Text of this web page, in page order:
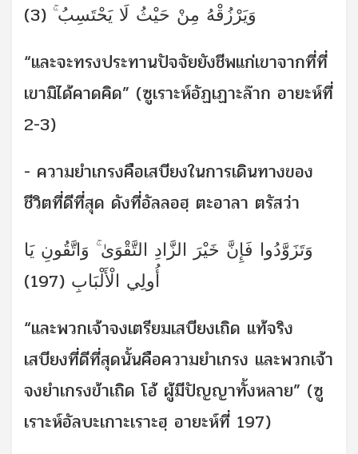
وَيَرْزُقْهُ مِنْ حَيْثُ لَا يَحْتَسِبُ ۚ (3)
“และจะทรงประทานปัจจัยยังชีพแก่เขาจากที่ที่
เขามิได้คาดคิด” (ซูเราะห์อัฏเฏาะล๊าก อายะห์ที่
2-3)
- ความยำเกรงคือเสบียงในการเดินทางของ
ชีวิตที่ดีที่สุด ดังที่อัลลอฮฺ ตะอาลา ตรัสว่า
وَتَزَوَّدُوا فَإِنَّ خَيْرَ الزَّادِ التَّقْوَىٰ ۚ وَاتَّقُونِ يَا
أُولِي الْأَلْبَابِ (197)
“และพวกเจ้าจงเตรียมเสบียงเถิด แท้จริง
เสบียงที่ดีที่สุดนั้นคือความยำเกรง และพวกเจ้า
จงยำเกรงข้าเถิด โอ้ ผู้มีปัญญาทั้งหลาย” (ซู
เราะห์อัลบะเกาะเราะฮฺ อายะห์ที่ 197)